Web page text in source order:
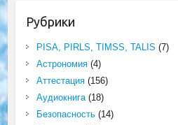
Рубрики
PISA, PIRLS, TIMSS, TALIS (7)
Астрономия(4)
Аттестация(156)
Аудиокнига(18)
Безопасность(14)